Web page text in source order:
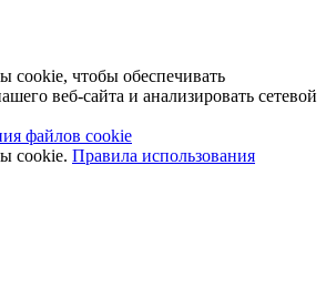
cookie, чтобы обеспечивать
веб-сайта и анализировать сетевой
файлов cookie
cookie. Правила использования